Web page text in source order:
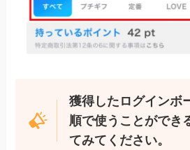
獲得したログインボ
順で使うことができ
てみてください。